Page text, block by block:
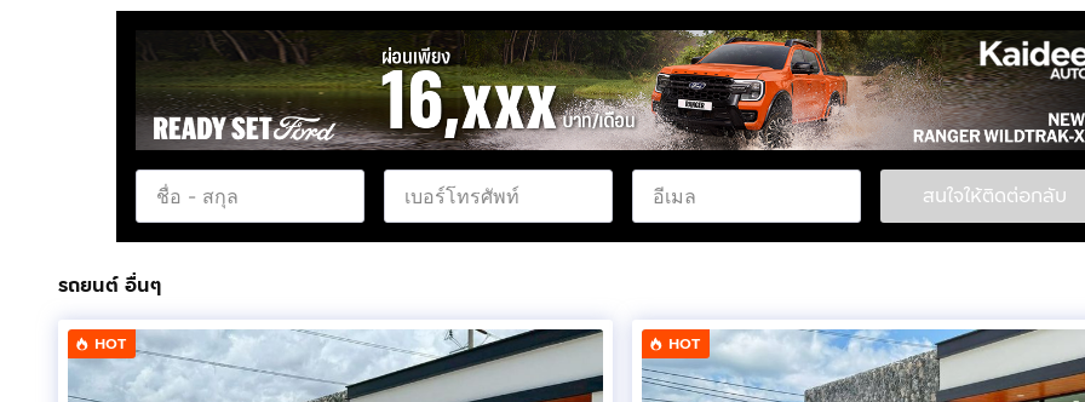
* ชุดเครืองเสียงจัดไปเกือบ5หมื่น
* ชุดช่วงล่างใหม่เกือบ2หมื่น
* ชุดสเกิร์ตรอบคันAStyle
* แอร์ราวไมโครบัส
สนใจให้ติดต่อกลับ
รถยนต์ อื่นๆ
HOT HOT